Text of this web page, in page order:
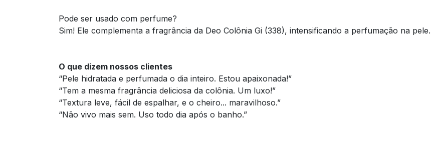
Pode ser usado com perfume?
Sim! Ele complementa a fragrância da Deo Colônia Gi (338), intensificando a perfumação na pele.
O que dizem nossos clientes
“Pele hidratada e perfumada o dia inteiro. Estou apaixonada!”
“Tem a mesma fragrância deliciosa da colônia. Um luxo!”
“Textura leve, fácil de espalhar, e o cheiro... maravilhoso.”
“Não vivo mais sem. Uso todo dia após o banho.”